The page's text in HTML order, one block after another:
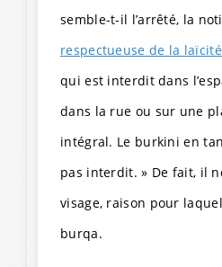
semble-t-il l’arrêté, la
respectueuse de la laïcité
qui est interdit dans
dans la rue ou sur une
intégral. Le burkini en
pas interdit. » De fait, il
visage, raison pour
burqa.